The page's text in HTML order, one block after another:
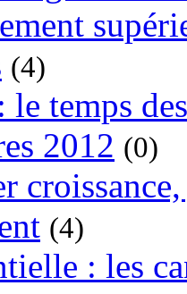
(4)
le temps
2012 (0)
(4)
: les